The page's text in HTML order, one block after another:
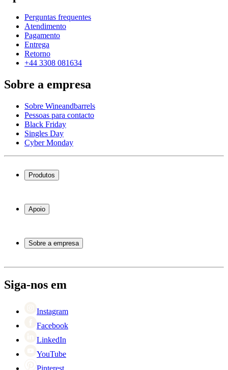
Perguntas frequentes
Atendimento
Pagamento
Entrega
Retorno
+44 3308 081634
Sobre a empresa
Sobre Wineandbarrels
Pessoas para contacto
Black Friday
Singles Day
Cyber Monday
Produtos
Garrafeiras
Móveis para vinho
Apoio
Atendimento
Pagamento
Retorno
Sobre a empresa
Black Friday
Singles Day
Siga-nos em
Instagram
Facebook
LinkedIn
YouTube
Pinterest